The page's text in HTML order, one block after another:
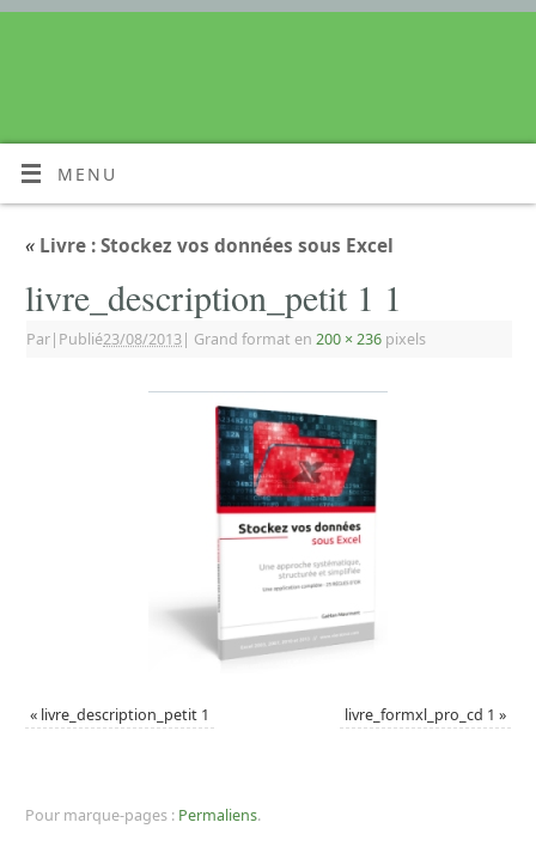
MENU
« Livre : Stockez vos données sous Excel
livre_description_petit 1 1
Par| Publié23/08/2013| Grand format en 200 × 236 pixels
« livre_description_petit 1 livre_formxl_pro_cd 1 »
Pour marque-pages : Permaliens.